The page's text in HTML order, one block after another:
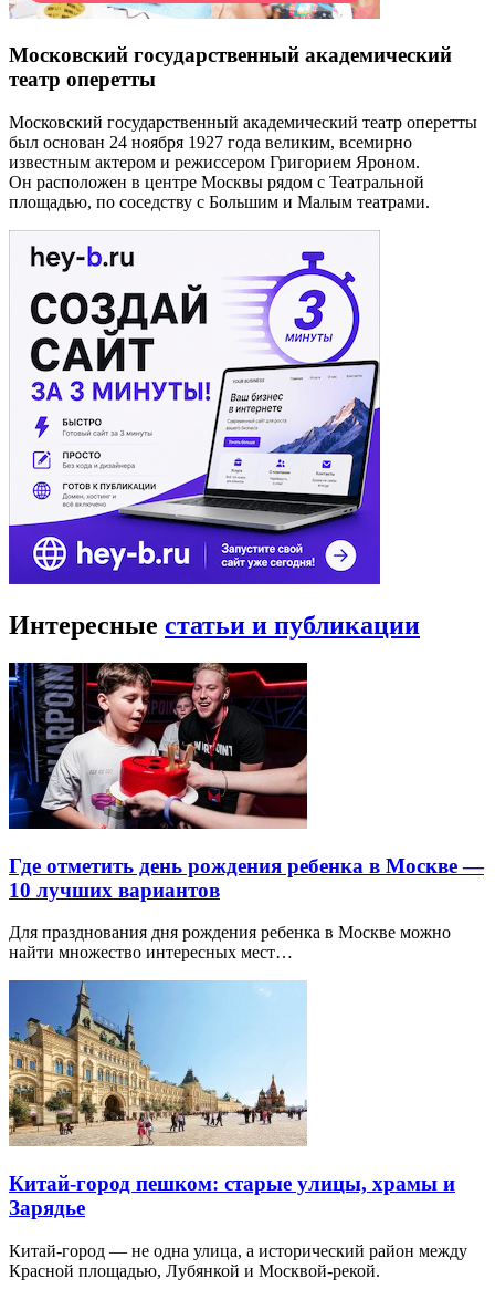
Московский государственный академический
театр оперетты
Московский государственный академический театр оперетты
был основан 24 ноября 1927 года великим, всемирно
известным актером и режиссером Григорием Яроном.
Он расположен в центре Москвы рядом с Театральной
площадью, по соседству с Большим и Малым театрами.
Интересные статьи и публикации
Где отметить день рождения ребенка в Москве —
10 лучших вариантов
Для празднования дня рождения ребенка в Москве можно
найти множество интересных мест…
Китай-город пешком: старые улицы, храмы и
Зарядье
Китай-город — не одна улица, а исторический район между
Красной площадью, Лубянкой и Москвой-рекой.